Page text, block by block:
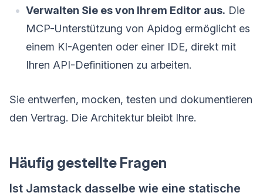
Verwalten Sie es von Ihrem Editor aus. Die
MCP-Unterstützung von Apidog ermöglicht es
einem KI-Agenten oder einer IDE, direkt mit
Ihren API-Definitionen zu arbeiten.
Sie entwerfen, mocken, testen und dokumentieren
den Vertrag. Die Architektur bleibt Ihre.
Häufig gestellte Fragen
Ist Jamstack dasselbe wie eine statische